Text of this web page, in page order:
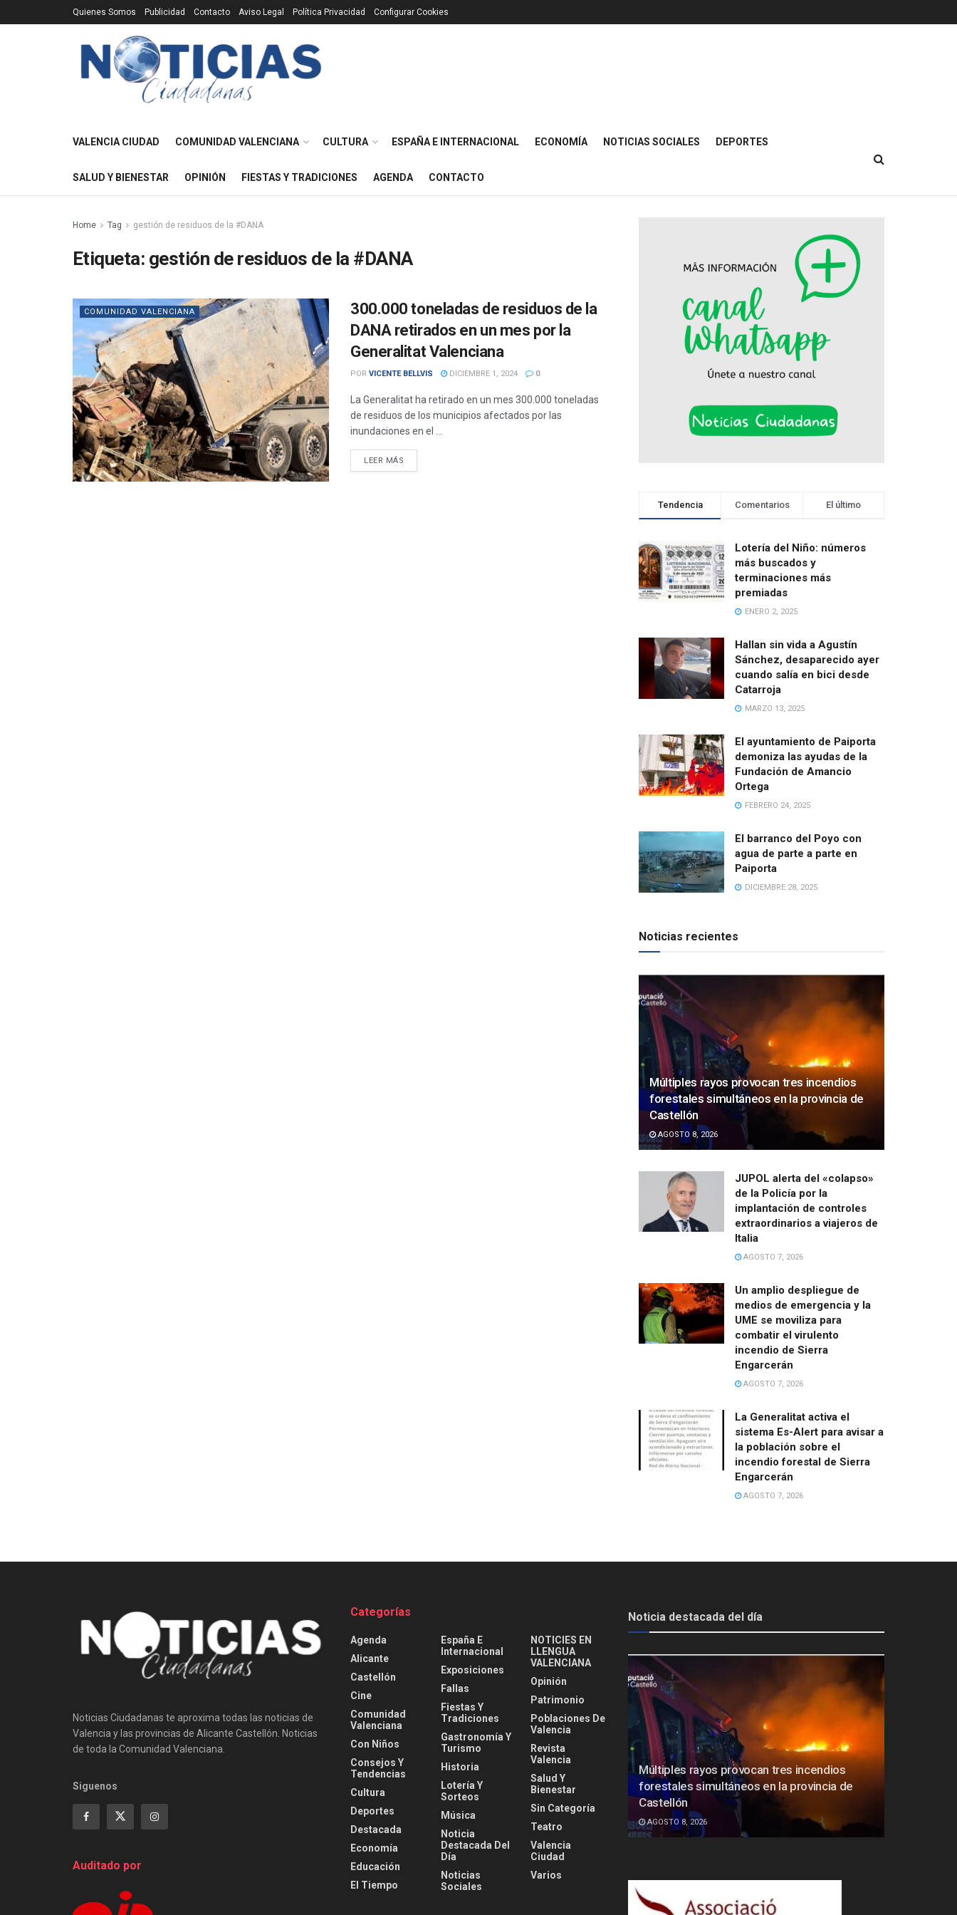
Quienes Somos Publicidad Contacto Aviso Legal Política Privacidad Configurar Cookies
VALENCIA CIUDAD COMUNIDAD VALENCIANA CULTURA ESPAÑA E INTERNACIONAL ECONOMÍA NOTICIAS SOCIALES DEPORTES
SALUD Y BIENESTAR OPINIÓN FIESTAS Y TRADICIONES AGENDA CONTACTO
Home Tag gestión de residuos de la #DANA
Etiqueta: gestión de residuos de la #DANA
COMUNIDAD VALENCIANA
300.000 toneladas de residuos de la
DANA retirados en un mes por la
Generalitat Valenciana
POR VICENTE BELLVIS DICIEMBRE 1, 2024 0
La Generalitat ha retirado en un mes 300.000 toneladas
de residuos de los municipios afectados por las
inundaciones en el ...
LEER MÁS
Tendencia Comentarios El último
Lotería del Niño: números
más buscados y
terminaciones más
premiadas
ENERO 2, 2025
Hallan sin vida a Agustín
Sánchez, desaparecido ayer
cuando salía en bici desde
Catarroja
MARZO 13, 2025
El ayuntamiento de Paiporta
demoniza las ayudas de la
Fundación de Amancio
Ortega
FEBRERO 24, 2025
El barranco del Poyo con
agua de parte a parte en
Paiporta
DICIEMBRE 28, 2025
Noticias recientes
Múltiples rayos provocan tres incendios
forestales simultáneos en la provincia de
Castellón
AGOSTO 8, 2026
JUPOL alerta del «colapso»
de la Policía por la
implantación de controles
extraordinarios a viajeros de
Italia
AGOSTO 7, 2026
Un amplio despliegue de
medios de emergencia y la
UME se moviliza para
combatir el virulento
incendio de Sierra
Engarcerán
AGOSTO 7, 2026
La Generalitat activa el
sistema Es-Alert para avisar a
la población sobre el
incendio forestal de Sierra
Engarcerán
AGOSTO 7, 2026
Noticias Ciudadanas te aproxima todas las noticias de
Valencia y las provincias de Alicante Castellón. Noticias
de toda la Comunidad Valenciana.
Siguenos
Auditado por
Categorías
Agenda
Alicante
Castellón
Cine
Comunidad
Valenciana
Con Niños
Consejos Y
Tendencias
Cultura
Deportes
Destacada
Economía
Educación
El Tiempo
España E
Internacional
Exposiciones
Fallas
Fiestas Y
Tradiciones
Gastronomía Y
Turismo
Historia
Lotería Y
Sorteos
Música
Noticia
Destacada Del
Día
Noticias
Sociales
NOTICIES EN
LLENGUA
VALENCIANA
Opinión
Patrimonio
Poblaciones De
Valencia
Revista
Valencia
Salud Y
Bienestar
Sin Categoría
Teatro
Valencia
Ciudad
Varios
Noticia destacada del día
Múltiples rayos provocan tres incendios
forestales simultáneos en la provincia de
Castellón
AGOSTO 8, 2026